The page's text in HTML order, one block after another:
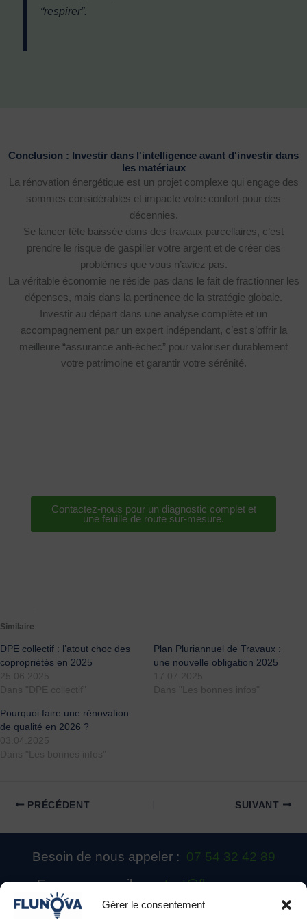
Gérer le consentement
“respirer”.
Conclusion : Investir dans l'intelligence avant d'investir dans
les matériaux
La rénovation énergétique est un projet complexe qui engage des
sommes considérables et impacte votre confort pour des
décennies.
Se lancer tête baissée dans des travaux parcellaires, c’est
prendre le risque de gaspiller votre argent et de créer des
problèmes que vous n’aviez pas.
La véritable économie ne réside pas dans le fait de fractionner les
dépenses, mais dans la pertinence de la stratégie globale.
Investir au départ dans une analyse complète et un
accompagnement par un expert indépendant, c’est s’offrir la
meilleure “assurance anti-échec” pour valoriser durablement
votre patrimoine et garantir votre sérénité.
Contactez-nous pour un diagnostic complet et
une feuille de route sur-mesure.
Similaire
DPE collectif : l’atout choc des
copropriétés en 2025
Plan Pluriannuel de Travaux :
une nouvelle obligation 2025
Pourquoi faire une rénovation
de qualité en 2026 ?
PRÉCÉDENT SUIVANT
Besoin de nous appeler : 07 54 32 42 89
Envoyer un mail : contact@flunova.com